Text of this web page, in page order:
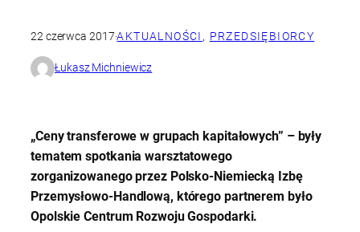
22 czerwca 2017·AKTUALNOŚCI , PRZEDSIĘBIORCY
Łukasz Michniewicz
„Ceny transferowe w grupach kapitałowych” – były
tematem spotkania warsztatowego
zorganizowanego przez Polsko-Niemiecką Izbę
Przemysłowo-Handlową, którego partnerem było
Opolskie Centrum Rozwoju Gospodarki.